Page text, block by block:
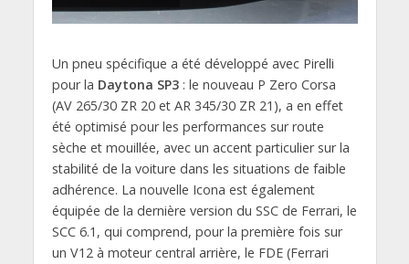
Un pneu spécifique a été développé avec Pirelli
pour la Daytona SP3: le nouveau P Zero Corsa
(AV 265/30 ZR 20 et AR 345/30 ZR 21), a en effet
été optimisé pour les performances sur route
sèche et mouillée, avec un accent particulier sur la
stabilité de la voiture dans les situations de faible
adhérence. La nouvelle Icona est également
équipée de la dernière version du SSC de Ferrari, le
SCC 6.1, qui comprend, pour la première fois sur
un V12 à moteur central arrière, le FDE (Ferrari